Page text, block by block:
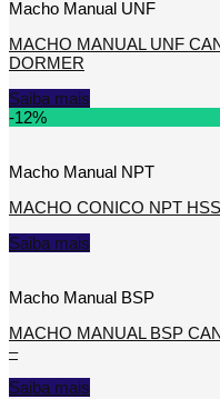
Macho Manual UNF
MACHO MANUAL UNF
DORMER
Saiba mais
-12%
Macho Manual NPT
MACHO CONICO NPT
Saiba mais
Macho Manual BSP
MACHO MANUAL BSP
–
Saiba mais